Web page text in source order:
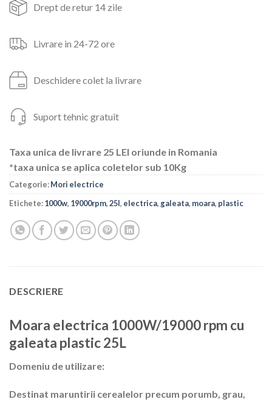
Drept de retur 14 zile
Livrare in 24-72 ore
Deschidere colet la livrare
Suport tehnic gratuit
Taxa unica de livrare 25 LEI oriunde in Romania
*taxa unica se aplica coletelor sub 10Kg
Categorie:Mori electrice
Etichete:1000w, 19000rpm,25l, electrica, galeata, moara, plastic
DESCRIERE
Moara electrica 1000W/19000 rpm cu
galeata plastic 25L
Domeniu de utilizare:
Destinat maruntirii cerealelor precum porumb, grau,